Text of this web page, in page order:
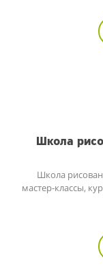
Школа
Школа
мастер-классы,